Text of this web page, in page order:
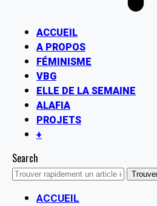
ACCUEIL
A PROPOS
FÉMINISME
VBG
ELLE DE LA SEMAINE
ALAFIA
PROJETS
+
Search
ACCUEIL